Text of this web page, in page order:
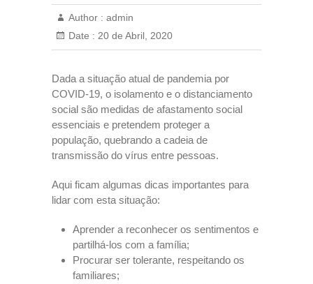
Author : admin
Date : 20 de Abril, 2020
Dada a situação atual de pandemia por
COVID-19, o isolamento e o distanciamento
social são medidas de afastamento social
essenciais e pretendem proteger a
população, quebrando a cadeia de
transmissão do vírus entre pessoas.
Aqui ficam algumas dicas importantes para
lidar com esta situação:
Aprender a reconhecer os sentimentos e
partilhá-los com a família;
Procurar ser tolerante, respeitando os
familiares;